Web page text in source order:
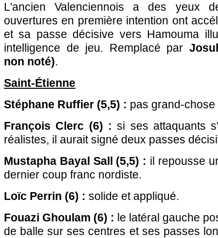
L'ancien Valenciennois a des yeux
ouvertures en première intention ont
et sa passe décisive vers Hamouma
intelligence de jeu. Remplacé par
non noté).
Saint-Étienne
Stéphane Ruffier (5,5) : pas grand-
François Clerc (6) : si ses attaquants
réalistes, il aurait signé deux passes
Mustapha Bayal Sall (5,5) : il repousse
dernier coup franc nordiste.
Loïc Perrin (6) : solide et appliqué.
Fouazi Ghoulam (6) : le latéral gauche
de balle sur ses centres et ses passes